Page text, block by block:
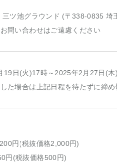
三ツ池グラウンド (〒338-0835 埼
問い合わせはご遠慮ください
19日(火)17時～2025年2月27日(木
た場合は上記日程を待たずに締
円(税抜価格2,000円)
円(税抜価格500円)